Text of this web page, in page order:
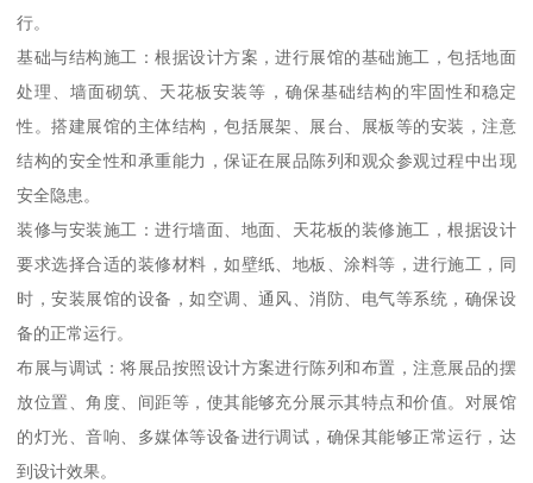
行。
基础与结构施工：根据设计方案，进行展馆的基础施工，包括地面
处理、墙面砌筑、天花板安装等，确保基础结构的牢固性和稳定
性。搭建展馆的主体结构，包括展架、展台、展板等的安装，注意
结构的安全性和承重能力，保证在展品陈列和观众参观过程中出现
安全隐患。
装修与安装施工：进行墙面、地面、天花板的装修施工，根据设计
要求选择合适的装修材料，如壁纸、地板、涂料等，进行施工，同
时，安装展馆的设备，如空调、通风、消防、电气等系统，确保设
备的正常运行。
布展与调试：将展品按照设计方案进行陈列和布置，注意展品的摆
放位置、角度、间距等，使其能够充分展示其特点和价值。对展馆
的灯光、音响、多媒体等设备进行调试，确保其能够正常运行，达
到设计效果。